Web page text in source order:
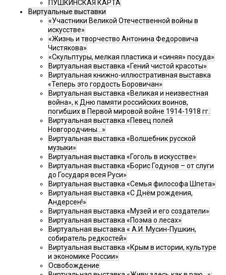
ПУШКИНСКАЯ КАРТА
Виртуальные выставки
«Участники Великой Отечественной войны в
искусстве»
«Жизнь и творчество Антонина Федоровича
Чистякова»
«Скульптуры, мелкая пластика и «синяя» посуда»
Виртуальная выставка «Гений чистой красоты»
Виртуальная книжно-иллюстративная выставка
«Теперь это гордость Боровичан»
Виртуальная выставка «Великая и неизвестная
война», к Дню памяти российских воинов,
погибших в Первой мировой войне 1914-1918 гг.
Виртуальная выставка «Певец полей
Новгородчины…»
Виртуальная выставка «Волшебник русской
музыки»
Виртуальная выставка «Гоголь в искусстве»
Виртуальная выставка «Борис Годунов – от слуги
до Государя всея Руси»
Виртуальная выставка «Семья философа Шпета»
Виртуальная выставка «С Днём рождения,
Андерсен!»
Виртуальная выставка «Музей и его создатели»
Виртуальная выставка «Поэма о лесах»
Виртуальная выставка « А.И. Мусин-Пушкин,
собиратель редкостей»
Виртуальная выставка «Крым в истории, культуре
и экономике России»
Освобождение